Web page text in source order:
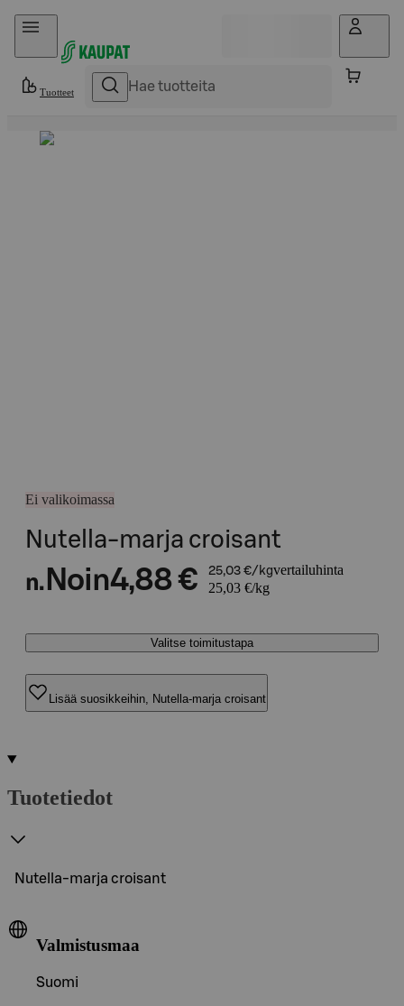
Hyppää sisältöön
Tuotteet
Ei valikoimassa
Nutella-marja croisant
n. Noin4,88 € 25,03 €/kgvertailuhinta
25,03 €/kg
Valitse toimitustapa
Lisää suosikkeihin, Nutella-marja croisant
Tuotetiedot
Nutella-marja croisant
Valmistusmaa
Suomi